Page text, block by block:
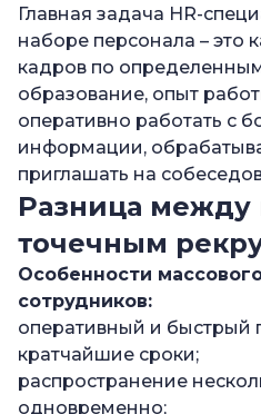
Главная задача HR-
наборе персонала – это
кадров по
образование, опыт
оперативно работать с
информации,
приглашать на
Разница между
точечным
Особенности
сотрудников:
оперативный и быстрый
кратчайшие сроки;
распространение
одновременно;